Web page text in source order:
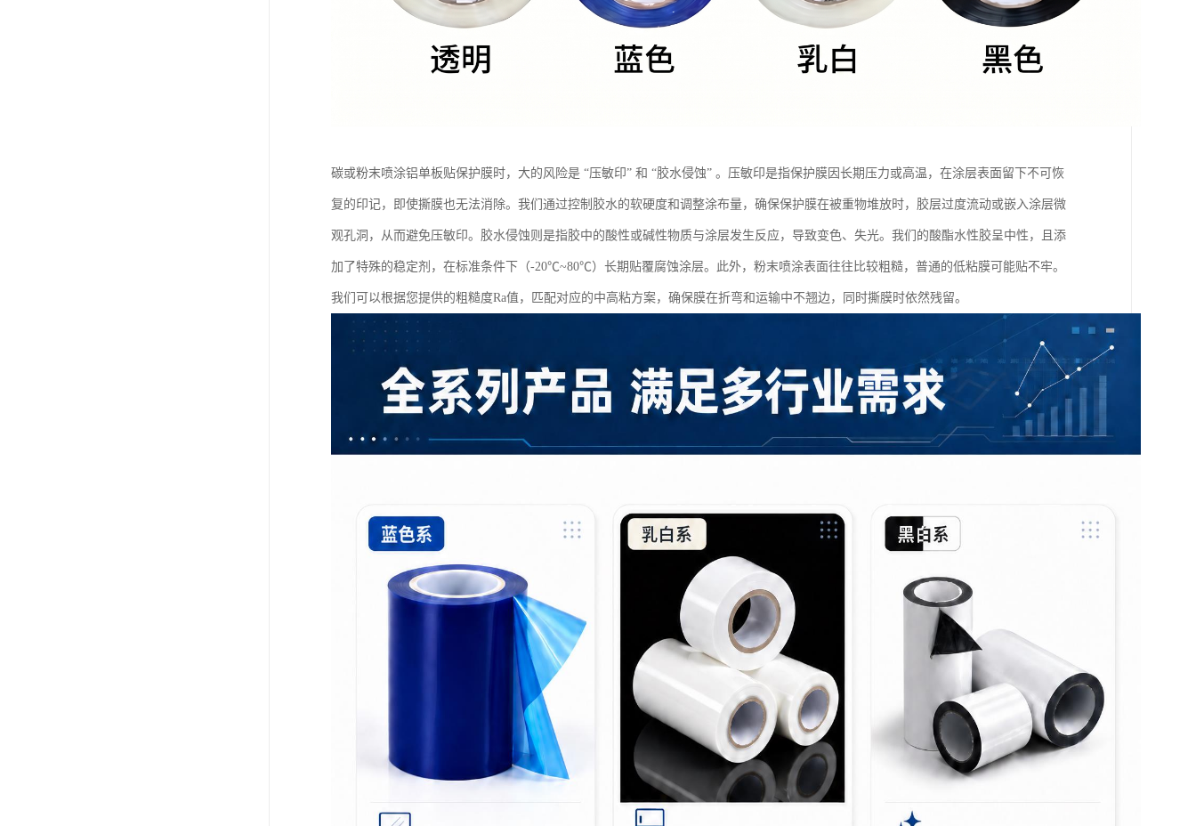
碳或粉末喷涂铝单板贴保护膜时，大的风险是 “压敏印” 和 “胶水侵蚀” 。压敏印是指保护膜因长期压力或高温，在涂层表面留下不可恢
复的印记，即使撕膜也无法消除。我们通过控制胶水的软硬度和调整涂布量，确保保护膜在被重物堆放时，胶层过度流动或嵌入涂层微
观孔洞，从而避免压敏印。胶水侵蚀则是指胶中的酸性或碱性物质与涂层发生反应，导致变色、失光。我们的酸酯水性胶呈中性，且添
加了特殊的稳定剂，在标准条件下（-20℃~80℃）长期贴覆腐蚀涂层。此外，粉末喷涂表面往往比较粗糙，普通的低粘膜可能贴不牢。
我们可以根据您提供的粗糙度Ra值，匹配对应的中高粘方案，确保膜在折弯和运输中不翘边，同时撕膜时依然残留。